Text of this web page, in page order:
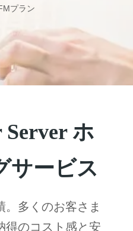
プラン
ホ
サービス
。多くのお客さま
得のコスト感と安